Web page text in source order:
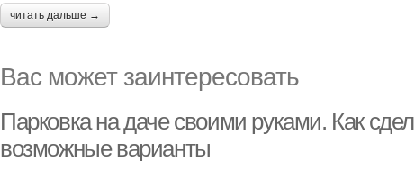
читать дальше →
Вас может заинтересовать
Парковка на даче своими руками. Как
возможные варианты